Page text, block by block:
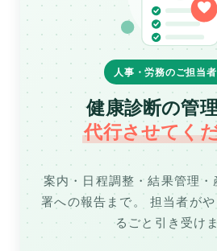
人事・労務のご担当
健康診断の管
代行させてく
案内・日程調整・結果管理
署への報告まで。
担当者が
るごと引き受け